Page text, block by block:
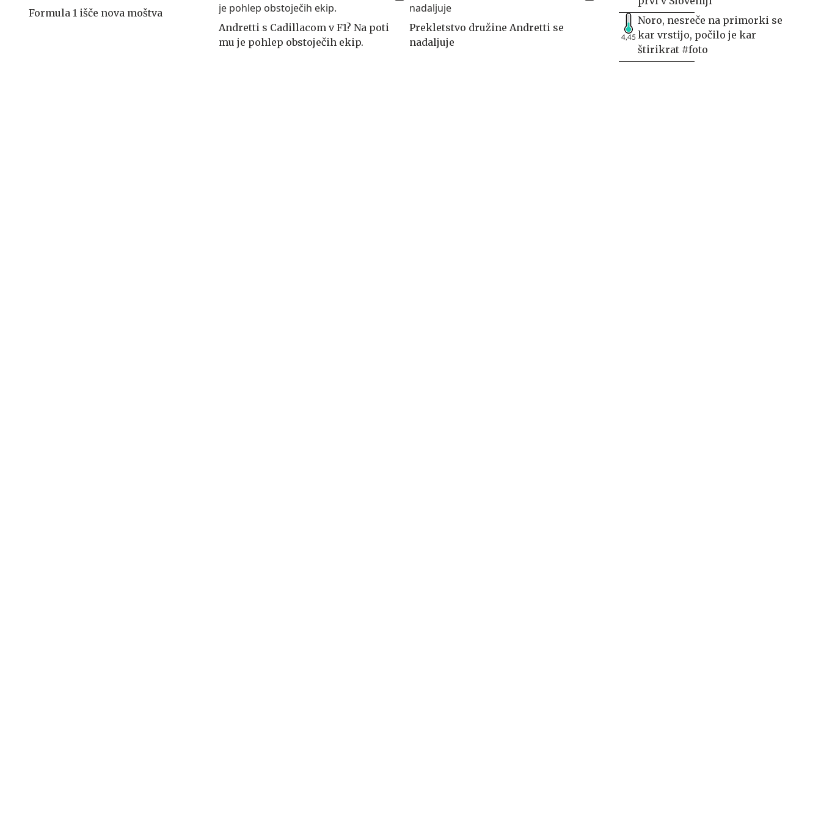
Formula 1 išče nova moštva
Andretti s Cadillacom v F1? Na poti
mu je pohlep obstoječih ekip.
Prekletstvo družine Andretti se
nadaljuje
4,45
Noro, nesreče na primorki se
kar vrstijo, počilo je kar
štirikrat #foto